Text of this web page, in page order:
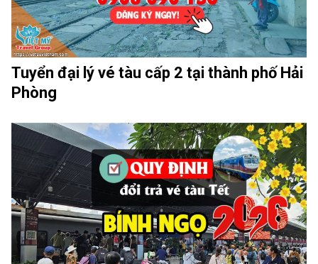
Tuyển đại lý vé tàu cấp 2 tại thành phố Hải
Phòng